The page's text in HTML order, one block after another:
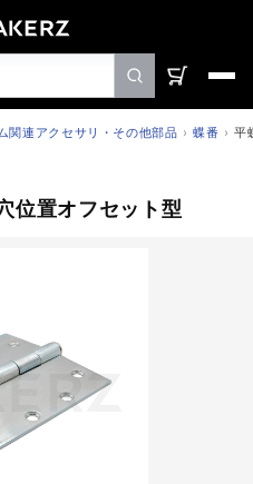
関連アクセサリ・その他部品 蝶番 平
フセット型
位置オフセット型